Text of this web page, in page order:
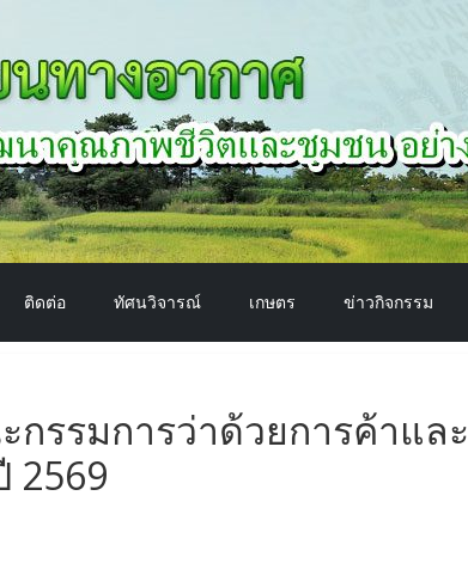
ติดต่อ ทัศนวิจารณ์ เกษตร ข่าวกิจกรรม
กรรมการว่าด้วยการค้าและ
2569